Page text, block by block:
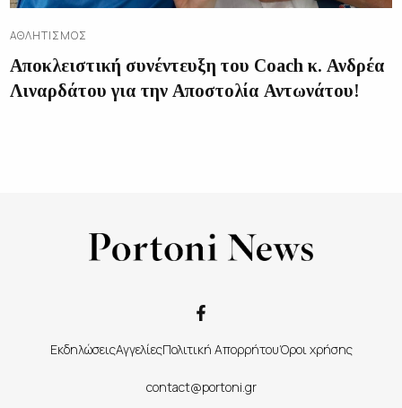
ΑΘΛΗΤΙΣΜΌΣ
Αποκλειστική συνέντευξη του Coach κ. Ανδρέα
Λιναρδάτου για την Αποστολία Αντωνάτου!
ΕκδηλώσειςΑγγελίεςΠολιτική ΑπορρήτουΌροι χρήσης
contact@portoni.gr